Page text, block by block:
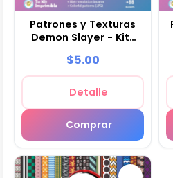
Patrones y Texturas
Demon Slayer - Kits
Fiestas
$5.00
Detalle
Comprar